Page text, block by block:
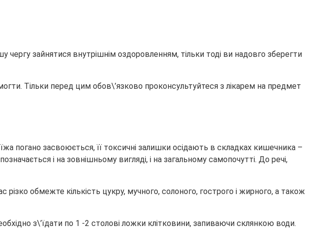
зайнятися внутрішнім оздоровленням, тільки тоді ви надовго зберегти
Тільки перед цим обов\’язково проконсультуйтеся з лікарем на предмет
погано засвоюється, її токсичні залишки осідають в складках кишечника –
і на зовнішньому вигляді, і на загальному самопочутті. До речі,
обмежте кількість цукру, мучного, солоного, гострого і жирного, а також
з\’їдати по 1 -2 столові ложки клітковини, запиваючи склянкою води.